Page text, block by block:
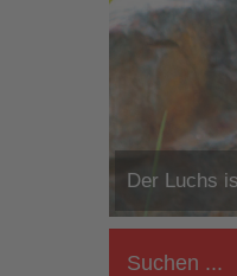
Der Luchs